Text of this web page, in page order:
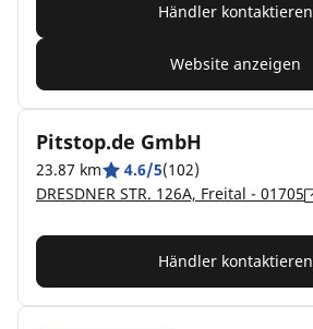
Händler kontaktieren
Website anzeigen
Pitstop.de GmbH
23.87 km 4.6/5(102)
DRESDNER STR. 126A, Freital - 01705
Händler kontaktieren